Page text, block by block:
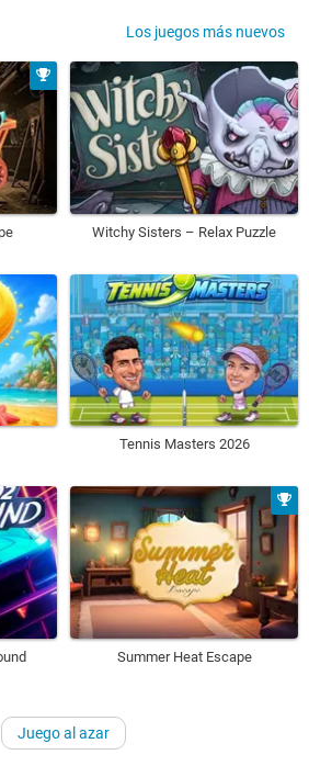
Los juegos más nuevos
Witchy Sisters – Relax Puzzle
Tennis Masters 2026
Summer Heat Escape
Juego al azar